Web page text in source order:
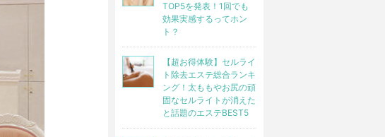
TOP5を発表！1回でも
効果実感するってホン
ト？
【超お得体験】セルライ
ト除去エステ総合ランキ
ング！太ももやお尻の頑
固なセルライトが消えた
と話題のエステBEST5